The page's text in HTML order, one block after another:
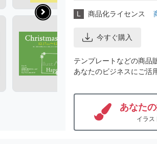
L 商品化ライセンス
今すぐ購入
テンプレートなどの商品
あなたのビジネスにご活
あなた
イラス